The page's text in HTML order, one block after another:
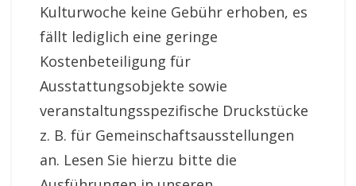
Kulturwoche keine Gebühr erhoben, es
fällt lediglich eine geringe
Kostenbeteiligung für
Ausstattungsobjekte sowie
veranstaltungsspezifische Druckstücke
z. B. für Gemeinschaftsausstellungen
an. Lesen Sie hierzu bitte die